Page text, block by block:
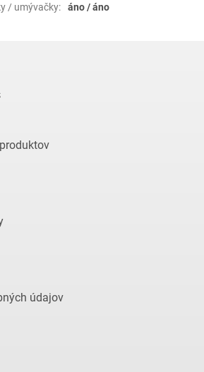
/ umývačky: áno / áno
údajov